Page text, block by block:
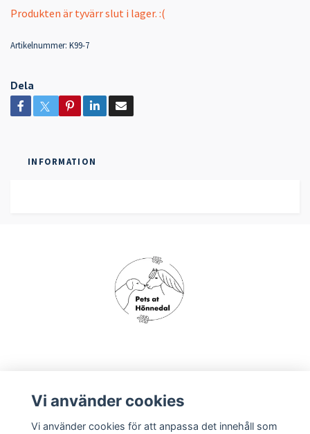
Produkten är tyvärr slut i lager. :(
Artikelnummer: K99-7
Dela
INFORMATION
Vi använder cookies
Vi använder cookies för att anpassa det innehåll som